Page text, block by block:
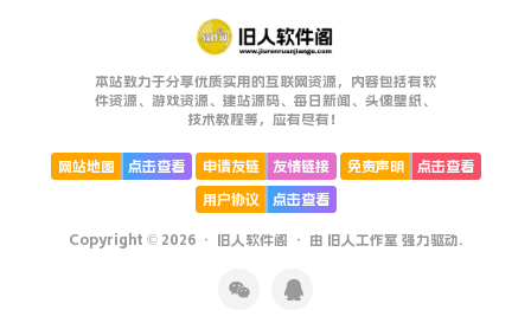
本站致力于分享优质实用的互联网资源，内容包括有软
件资源、游戏资源、建站源码、每日新闻、头像壁纸、
技术教程等，应有尽有！
网站地图 点击查看 申请友链 友情链接 免责声明
点击查看
用户协议
点击查看
Copyright © 2026 · 旧人软件阁 · 由 旧人工作室 强力驱动.